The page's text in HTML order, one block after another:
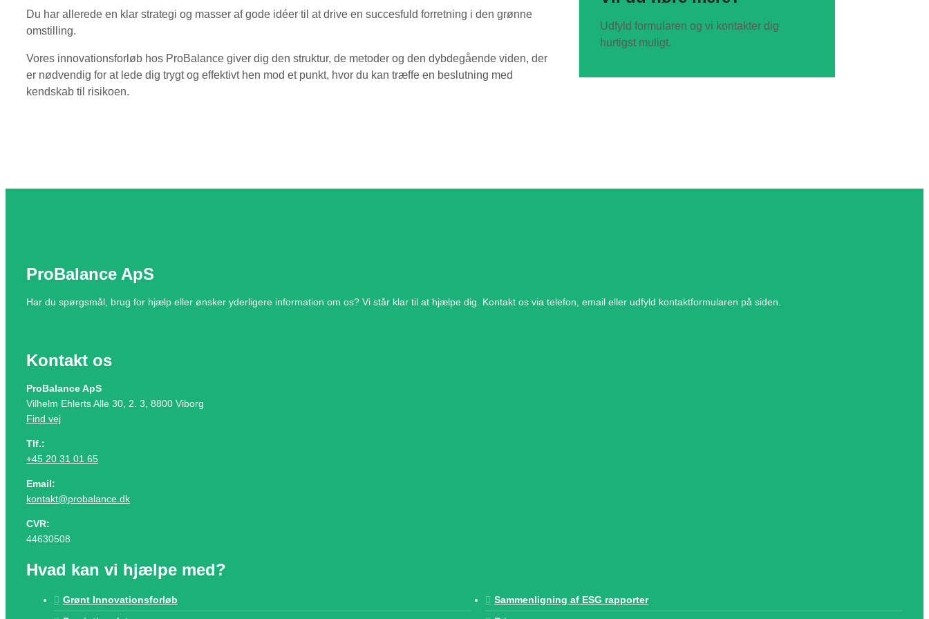
Du har allerede en klar strategi og masser af gode idéer til at drive en succesfuld forretning i den grønne
omstilling.
Vores innovationsforløb hos ProBalance giver dig den struktur, de metoder og den dybdegående viden, der
er nødvendig for at lede dig trygt og effektivt hen mod et punkt, hvor du kan træffe en beslutning med
kendskab til risikoen.
Udfyld formularen og vi kontakter dig
hurtigst muligt.
ProBalance ApS
Har du spørgsmål, brug for hjælp eller ønsker yderligere information om os? Vi står klar til at hjælpe dig. Kontakt os via telefon, email eller udfyld kontaktformularen på siden.
Kontakt os
ProBalance ApS
Vilhelm Ehlerts Alle 30, 2. 3, 8800 Viborg
Find vej
Tlf.:
+45 20 31 01 65
Email:
kontakt@probalance.dk
CVR:
44630508
Hvad kan vi hjælpe med?
Grønt Innovationsforløb
Sammenligning af ESG rapporter